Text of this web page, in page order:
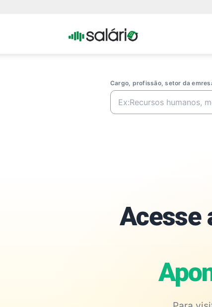
Portal
Cargo, profissão, setor da
Acesse